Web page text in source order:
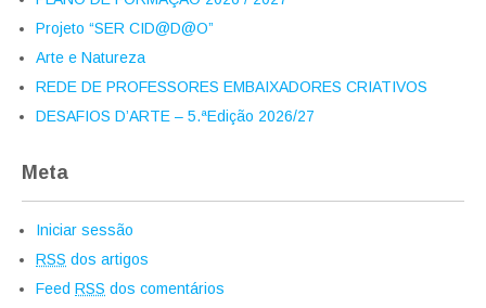
Projeto “SER CID@D@O”
Arte e Natureza
REDE DE PROFESSORES EMBAIXADORES CRIATIVOS
DESAFIOS D’ARTE – 5.ªEdição 2026/27
Meta
Iniciar sessão
RSS dos artigos
Feed RSS dos comentários